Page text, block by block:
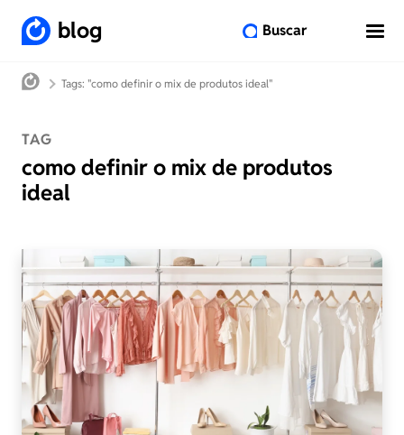
blog Buscar
Tags: "como definir o mix de produtos ideal"
TAG
como definir o mix de produtos
ideal